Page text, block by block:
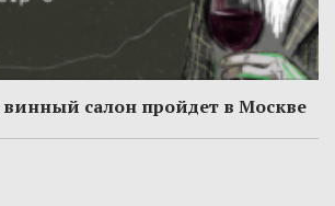
салон пройдет в Москве